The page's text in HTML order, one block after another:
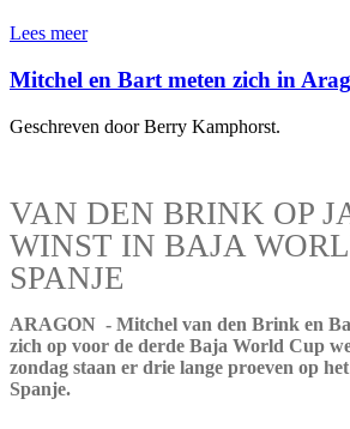
Lees meer
Mitchel en Bart meten zich in
Geschreven door Berry Kamphorst.
VAN DEN BRINK OP
WINST IN BAJA
SPANJE
ARAGON - Mitchel van den Brink en
zich op voor de derde Baja World Cup
zondag staan er drie lange proeven op
Spanje.